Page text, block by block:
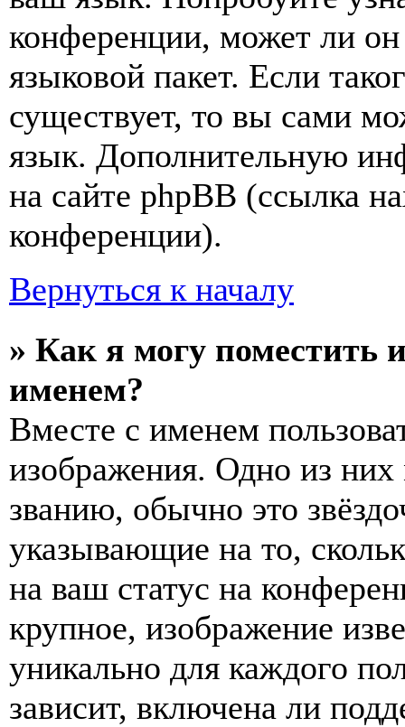
конференции, может ли
языковой пакет. Если
существует, то вы сами
язык. Дополнительную
на сайте phpBB (ссылка
конференции).
Вернуться к началу
» Как я могу поместить
именем?
Вместе с именем
изображения. Одно из
званию, обычно это
указывающие на то,
на ваш статус на
крупное, изображение
уникально для каждого
зависит, включена ли